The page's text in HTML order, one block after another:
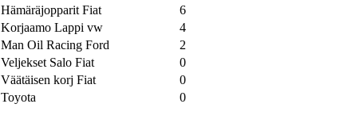
Hämäräjopparit Fiat
6
Korjaamo Lappi vw
4
Man Oil Racing Ford
2
Veljekset Salo Fiat
0
Väätäisen korj Fiat
0
Toyota
0